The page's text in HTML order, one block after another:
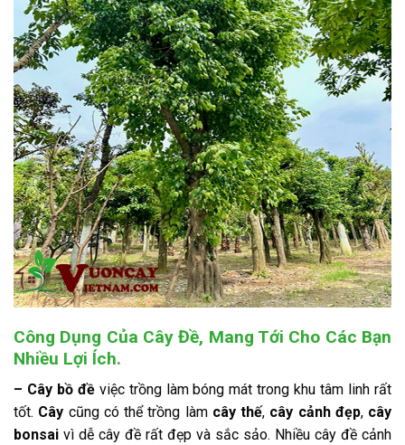
Công Dụng Của Cây Đề, Mang Tới Cho Các Bạn
Nhiều Lợi Ích.
– Cây bồ đềviệc trồng làm bóng mát trong khu tâm linh rất
tốt. Cây cũng có thể trồng làm cây thế, cây cảnh đẹp, cây
bonsai vì dễ cây đề rất đẹp và sắc sảo. Nhiều cây đề cảnh